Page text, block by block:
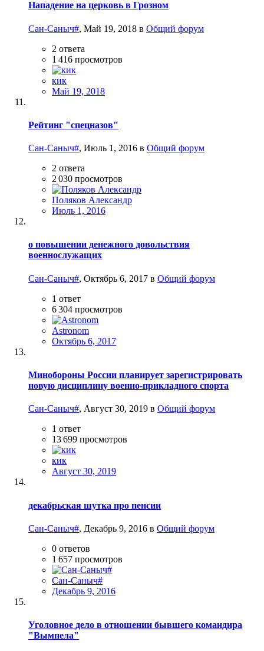
Нападение на церковь в Грозном
Сан-Саныч#, Май 19, 2018 в Общий форум
2 ответа
1 416 просмотров
кик
Май 19, 2018
Рейтинг "спецназов"
Сан-Саныч#, Июль 1, 2016 в Общий форум
2 ответа
2 030 просмотров
Поляков Александр
Июль 1, 2016
о повышении денежного довольствия
военнослужащих
Сан-Саныч#, Октябрь 6, 2017 в Общий форум
1 ответ
6 304 просмотров
Astronom
Октябрь 6, 2017
Минобороны России планирует зарегистрировать
новую дисциплину военно-прикладного спорта
Сан-Саныч#, Август 30, 2019 в Общий форум
1 ответ
13 699 просмотров
кик
Август 30, 2019
декабрьская шутка про пенсии
Сан-Саныч#, Декабрь 9, 2016 в Общий форум
0 ответов
1 657 просмотров
Сан-Саныч#
Декабрь 9, 2016
Уголовное дело в отношении бывшего командира
"Вымпела"